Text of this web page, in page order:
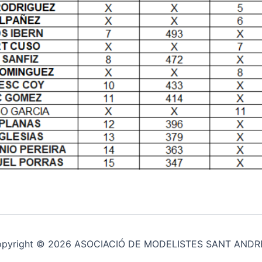
© 2026 ASOCIACIÓ DE MODELISTES SANT